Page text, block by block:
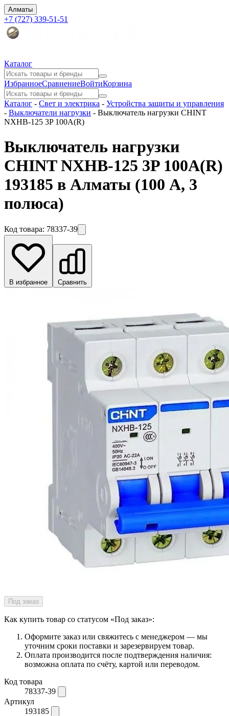
Алматы
+7 (727) 339-51-51
Каталог
ИзбранноеСравнениеВойтиКорзина
Каталог - Свет и электрика - Устройства защиты и управления
- Выключатели нагрузки - Выключатель нагрузки CHINT
NXHB-125 3P 100А(R)
Выключатель нагрузки
CHINT NXHB-125 3P 100А(R)
193185 в Алматы (100 A, 3
полюса)
Код товара: 78337-39
В избранное Сравнить
Под заказ
Как купить товар со статусом «Под заказ»:
Оформите заказ или свяжитесь с менеджером — мы
уточним сроки поставки и зарезервируем товар.
Оплата производится после подтверждения наличия:
возможна оплата по счёту, картой или переводом.
Код товара
78337-39
Артикул
193185